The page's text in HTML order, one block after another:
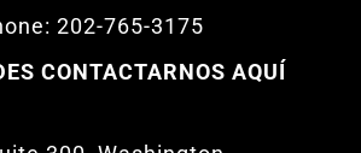
202-765-3175
CONTACTARNOS AQUÍ